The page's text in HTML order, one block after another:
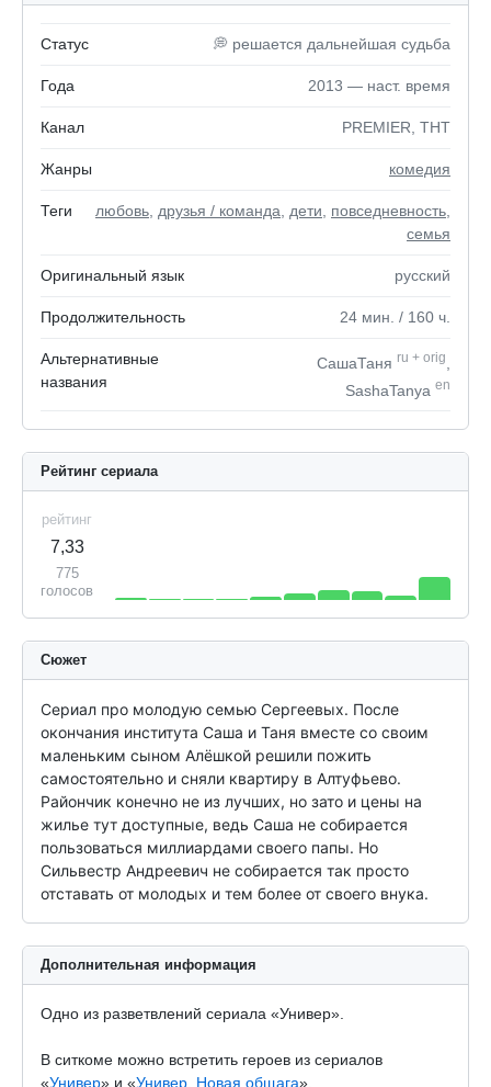
Статус 💭 решается дальнейшая судьба
Года 2013 — наст. время
Канал PREMIER, ТНТ
Жанры комедия
Теги любовь друзья / команда дети повседневность
семья
Оригинальный язык русский
Продолжительность 24 мин. / 160 ч.
Альтернативные
названия
СашаТаня ru + orig
SashaTanya en
Рейтинг сериала
рейтинг
7,33
775
голосов
Сюжет
Сериал про молодую семью Сергеевых. После
окончания института Саша и Таня вместе со своим
маленьким сыном Алёшкой решили пожить
самостоятельно и сняли квартиру в Алтуфьево.
Райончик конечно не из лучших, но зато и цены на
жилье тут доступные, ведь Саша не собирается
пользоваться миллиардами своего папы. Но
Сильвестр Андреевич не собирается так просто
отставать от молодых и тем более от своего внука.
Дополнительная информация
Одно из разветвлений сериала «Универ».
В ситкоме можно встретить героев из сериалов
«Универ» и «Универ. Новая общага».